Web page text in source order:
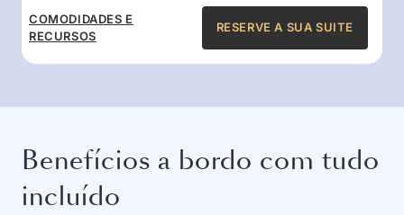
COMODIDADES E
RECURSOS
RESERVE A SUA SUITE
Benefícios a bordo com tudo
incluído